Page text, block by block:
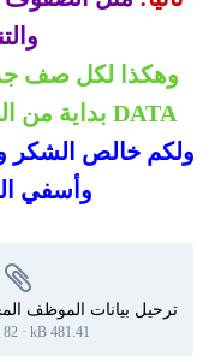
وهكذا لكل صف
DATA بداية من الصف الثامن حتى نهاية الشيت
ولكم خالص الشكر
وأسفي
481.41 kB
·
82 downloads